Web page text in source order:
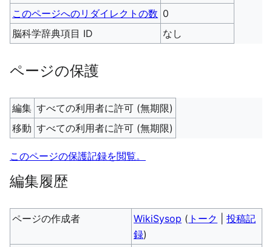
このページへのリダイレクトの数 0
脳科学辞典項目 ID
なし
ページの保護
編集 すべての利用者に許可 (無期限)
移動 すべての利用者に許可 (無期限)
このページの保護記録を閲覧。
編集履歴
ページの作成者 WikiSysop ( トーク |投稿記
録)